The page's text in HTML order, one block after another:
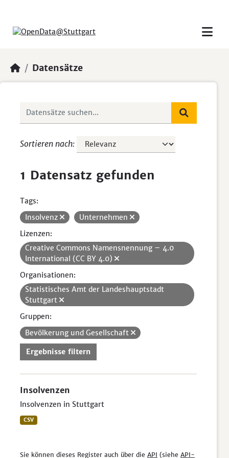
Datensätze
Sortieren nach
1 Datensatz gefunden
Tags:
Insolvenz
Unternehmen
Lizenzen:
Creative Commons Namensnennung – 4.0
International (CC BY 4.0)
Organisationen:
Statistisches Amt der Landeshauptstadt
Stuttgart
Gruppen:
Bevölkerung und Gesellschaft
Ergebnisse filtern
Insolvenzen
Insolvenzen in Stuttgart
CSV
Sie können dieses Register auch über die API (siehe API-